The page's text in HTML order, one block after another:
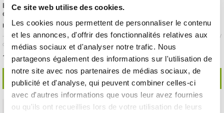
Ce site web utilise des cookies.
Les cookies nous permettent de personnaliser le contenu
et les annonces, d'offrir des fonctionnalités relatives aux
médias sociaux et d'analyser notre trafic. Nous
partageons également des informations sur l'utilisation de
notre site avec nos partenaires de médias sociaux, de
publicité et d'analyse, qui peuvent combiner celles-ci
avec d'autres informations que vous leur avez fournies
ou qu'ils ont recueillies lors de votre utilisation de leurs
Borsa termica doppia con
divisorio rimovibile
ID prodotto : ES27269
- 300x210x180 mm- Poliammide- 20 pezzi /
cartone
182,29 € Il cartoneCioè 9.11 € l'unità
SCOPRI DI PIÙ
Borsa termica 430x320x390 mm
ID prodotto : ES27500
- 430x320x390 mm - Poliammide - 20 pezzi /
cartone
108,62 € Il cartoneCioè 5.43 € l'unità
SCOPRI DI PIÙ